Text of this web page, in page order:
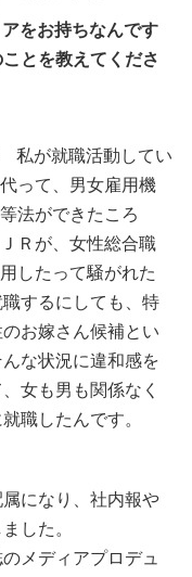
をお持ちなんです
とを教えてくださ
私が就職活動してい
って、男女雇用機
法ができたころ
Ｒが、女性総合職
したって騒がれた
するにしても、特
お嫁さん候補とい
な状況に違和感を
女も男も関係なく
職したんです。
属になり、社内報や
した。
メディアプロデュ